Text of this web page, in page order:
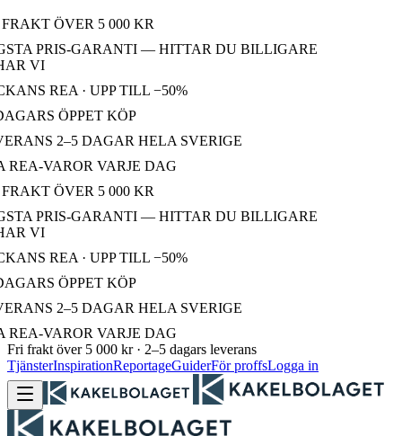
ÖVER 5 000 KR
PRIS-GARANTI — HITTAR DU BILLIGARE
VI
REA · UPP TILL −50%
ÖPPET KÖP
2–5 DAGAR HELA SVERIGE
VAROR VARJE DAG
ÖVER 5 000 KR
PRIS-GARANTI — HITTAR DU BILLIGARE
VI
REA · UPP TILL −50%
ÖPPET KÖP
2–5 DAGAR HELA SVERIGE
VAROR VARJE DAG
Fri frakt över 5 000 kr · 2–5 dagars leverans
TjänsterInspirationReportageGuiderFör proffsLogga in